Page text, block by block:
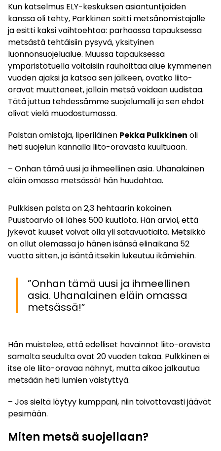
Kun katselmus ELY-keskuksen asiantuntijoiden
kanssa oli tehty, Parkkinen soitti metsänomistajalle
ja esitti kaksi vaihtoehtoa: parhaassa tapauksessa
metsästä tehtäisiin pysyvä, yksityinen
luonnonsuojelualue. Muussa tapauksessa
ympäristötuella voitaisiin rauhoittaa alue kymmenen
vuoden ajaksi ja katsoa sen jälkeen, ovatko liito-
oravat muuttaneet, jolloin metsä voidaan uudistaa.
Tätä juttua tehdessämme suojelumalli ja sen ehdot
olivat vielä muodostumassa.
Palstan omistaja, liperiläinen Pekka Pulkkinen oli
heti suojelun kannalla liito-oravasta kuultuaan.
– Onhan tämä uusi ja ihmeellinen asia. Uhanalainen
eläin omassa metsässä! hän huudahtaa.
Pulkkisen palsta on 2,3 hehtaarin kokoinen.
Puustoarvio oli lähes 500 kuutiota. Hän arvioi, että
jykevät kuuset voivat olla yli satavuotiaita. Metsikkö
on ollut olemassa jo hänen isänsä elinaikana 52
vuotta sitten, ja isäntä itsekin lukeutuu ikämiehiin.
”Onhan tämä uusi ja ihmeellinen
asia. Uhanalainen eläin omassa
metsässä!”
Hän muistelee, että edelliset havainnot liito-oravista
samalta seudulta ovat 20 vuoden takaa. Pulkkinen ei
itse ole liito-oravaa nähnyt, mutta aikoo jalkautua
metsään heti lumien väistyttyä.
– Jos sieltä löytyy kumppani, niin toivottavasti jäävät
pesimään.
Miten metsä suojellaan?